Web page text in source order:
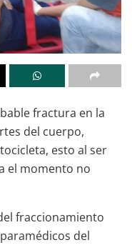
fractura en la
del cuerpo,
esto al ser
el momento no
fraccionamiento
del